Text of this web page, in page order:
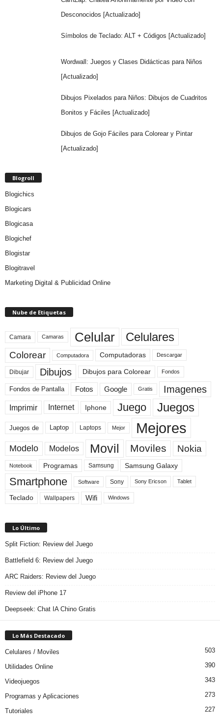
Desconocidos [Actualizado]
Símbolos de Teclado: ALT + Códigos [Actualizado]
Wordwall: Juegos y Clases Didácticas para Niños
[Actualizado]
Dibujos Pixelados para Niños: Dibujos de Cuadritos
Bonitos y Fáciles [Actualizado]
Dibujos de Gojo Fáciles para Colorear y Pintar
[Actualizado]
Blogroll
Blogichics
Blogicars
Blogicasa
Blogichef
Blogistar
Blogitravel
Marketing Digital & Publicidad Online
Nube de Etiquetas
Camara Camaras Celular Celulares
Colorear Computadora Computadoras Descargar
Dibujar Dibujos Dibujos para Colorear Fondos
Fondos de Pantalla Fotos Google Gratis Imagenes
Imprimir Internet Iphone Juego Juegos
Juegos de Laptop Laptops Mejor Mejores
Modelo Modelos Movil Moviles Nokia
Notebook Programas Samsung Samsung Galaxy
Smartphone Software Sony Sony Ericson Tablet
Teclado Wallpapers Wifi Windows
Lo Último
Split Fiction: Review del Juego
Battlefield 6: Review del Juego
ARC Raiders: Review del Juego
Review del iPhone 17
Deepseek: Chat IA Chino Gratis
Lo Más Destacado
Celulares / Moviles 503
Utilidades Online 390
Videojuegos 343
Programas y Aplicaciones 273
Tutoriales 227